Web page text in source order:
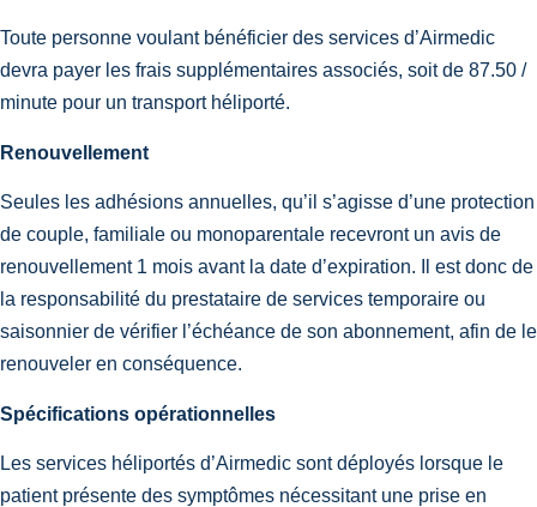
Toute personne voulant bénéficier des services d’Airmedic
devra payer les frais supplémentaires associés, soit de 87.50 /
minute pour un transport héliporté.
Renouvellement
Seules les adhésions annuelles, qu’il s’agisse d’une protection
de couple, familiale ou monoparentale recevront un avis de
renouvellement 1 mois avant la date d’expiration. Il est donc de
la responsabilité du prestataire de services temporaire ou
saisonnier de vérifier l’échéance de son abonnement, afin de le
renouveler en conséquence.
Spécifications opérationnelles
Les services héliportés d’Airmedic sont déployés lorsque le
patient présente des symptômes nécessitant une prise en